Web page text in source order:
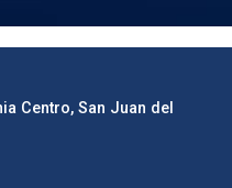
Centro, San Juan del